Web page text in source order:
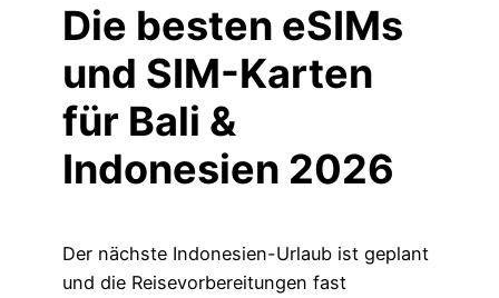
Die besten eSIMs
und SIM-Karten
für Bali &
Indonesien 2026
Der nächste Indonesien-Urlaub ist geplant
und die Reisevorbereitungen fast